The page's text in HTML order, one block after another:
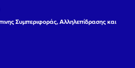
Συμπεριφοράς, Αλληλεπίδρασης και